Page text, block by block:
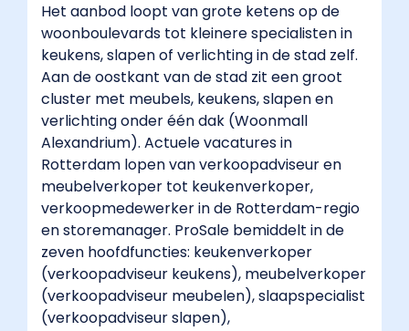
Het aanbod loopt van grote ketens op de
woonboulevards tot kleinere specialisten in
keukens, slapen of verlichting in de stad zelf.
Aan de oostkant van de stad zit een groot
cluster met meubels, keukens, slapen en
verlichting onder één dak (Woonmall
Alexandrium). Actuele vacatures in
Rotterdam lopen van verkoopadviseur en
meubelverkoper tot keukenverkoper,
verkoopmedewerker in de Rotterdam-regio
en storemanager. ProSale bemiddelt in de
zeven hoofdfuncties: keukenverkoper
(verkoopadviseur keukens), meubelverkoper
(verkoopadviseur meubelen), slaapspecialist
(verkoopadviseur slapen),